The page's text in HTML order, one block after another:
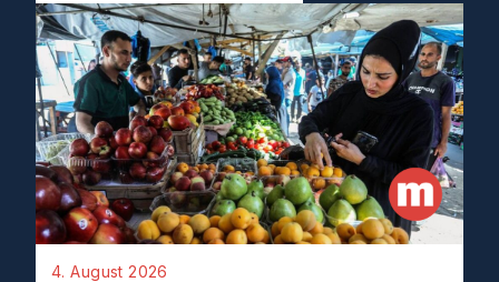
4. August 2026